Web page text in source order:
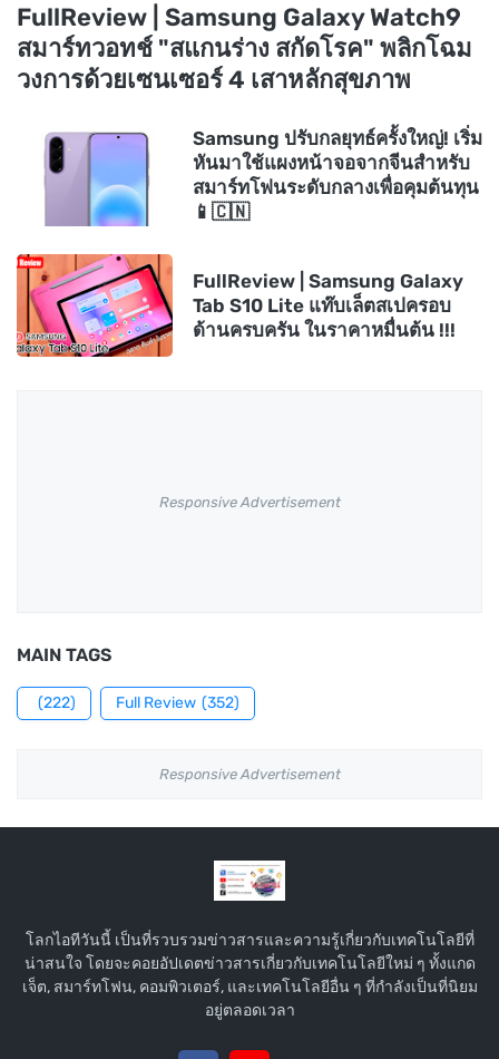
FullReview | Samsung Galaxy Watch9
สมาร์ทวอทช์ "สแกนร่าง สกัดโรค" พลิกโฉม
วงการด้วยเซนเซอร์ 4 เสาหลักสุขภาพ
Samsung ปรับกลยุทธ์ครั้งใหญ่! เริ่ม
หันมาใช้แผงหน้าจอจากจีนสำหรับ
สมาร์ทโฟนระดับกลางเพื่อคุมต้นทุน
📱🇨🇳
FullReview | Samsung Galaxy
Tab S10 Lite แท๊บเล็ตสเปครอบ
ด้านครบครัน ในราคาหมื่นต้น !!!
Responsive Advertisement
MAIN TAGS
(222) Full Review (352)
Responsive Advertisement
โลกไอทีวันนี้ เป็นที่รวบรวมข่าวสารและความรู้เกี่ยวกับเทคโนโลยีที่
น่าสนใจ โดยจะคอยอัปเดตข่าวสารเกี่ยวกับเทคโนโลยีใหม่ ๆ ทั้งแกด
เจ็ต, สมาร์ทโฟน, คอมพิวเตอร์, และเทคโนโลยีอื่น ๆ ที่กำลังเป็นที่นิยม
อยู่ตลอดเวลา